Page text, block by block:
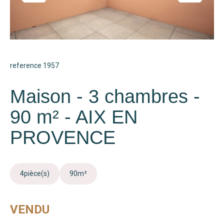
Nos Biens Vendus
Notre City Guide
reference 1957
Maison - 3 chambres -
90 m² - AIX EN
PROVENCE
4pièce(s) 90m²
VENDU